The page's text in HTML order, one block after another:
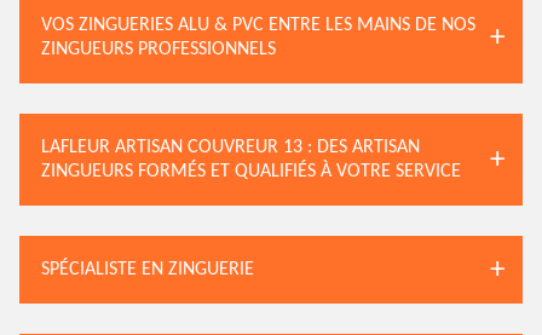
VOS ZINGUERIES ALU & PVC ENTRE LES MAINS DE NOS
ZINGUEURS PROFESSIONNELS
LAFLEUR ARTISAN COUVREUR 13 : DES ARTISAN
ZINGUEURS FORMÉS ET QUALIFIÉS À VOTRE SERVICE
SPÉCIALISTE EN ZINGUERIE